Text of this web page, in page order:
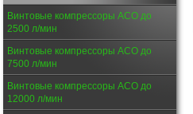
Винтовые компрессоры АСО до
2500 л/мин
Винтовые компрессоры АСО до
7500 л/мин
Винтовые компрессоры АСО до
12000 л/мин